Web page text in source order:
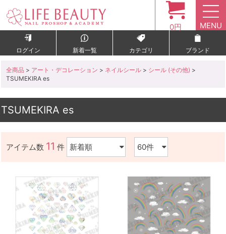
0円 MENU
ログイン 新着一覧 カテゴリ ブランド
全商品 > アート・デコレーション > ネイルシール > シール (その他) >
TSUMEKIRA es
TSUMEKIRA es
アイテム数 11 件